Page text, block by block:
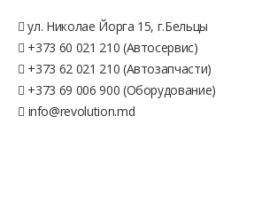
ул. Николае Йорга 15, г.Бельцы
+373 60 021 210 (Автосервис)
+373 62 021 210 (Автозапчасти)
+373 69 006 900 (Оборудование)
info@revolution.md